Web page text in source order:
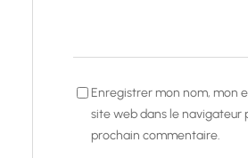
Enregistrer mon nom, mon
site web dans le navigateur
prochain commentaire.